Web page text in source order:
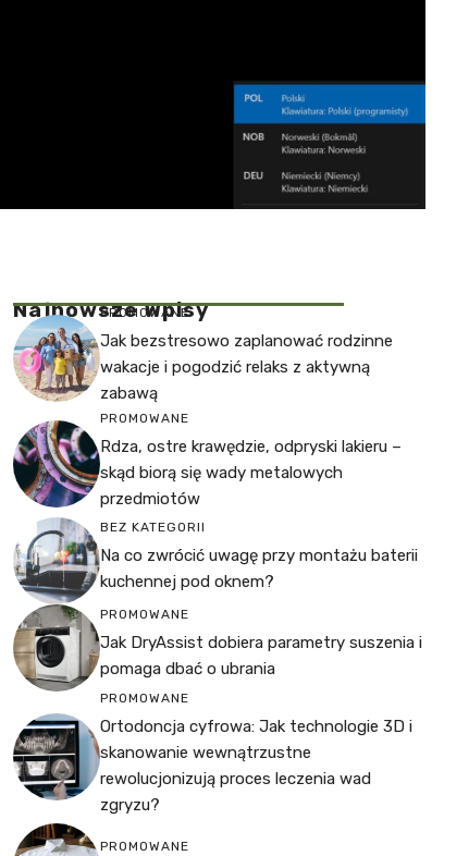
Najnowsze Wpisy
PROMOWANE
Jak bezstresowo zaplanować rodzinne
wakacje i pogodzić relaks z aktywną
zabawą
PROMOWANE
Rdza, ostre krawędzie, odpryski lakieru –
skąd biorą się wady metalowych
przedmiotów
BEZ KATEGORII
Na co zwrócić uwagę przy montażu baterii
kuchennej pod oknem?
PROMOWANE
Jak DryAssist dobiera parametry suszenia i
pomaga dbać o ubrania
PROMOWANE
Ortodoncja cyfrowa: Jak technologie 3D i
skanowanie wewnątrzustne
rewolucjonizują proces leczenia wad
zgryzu?
PROMOWANE